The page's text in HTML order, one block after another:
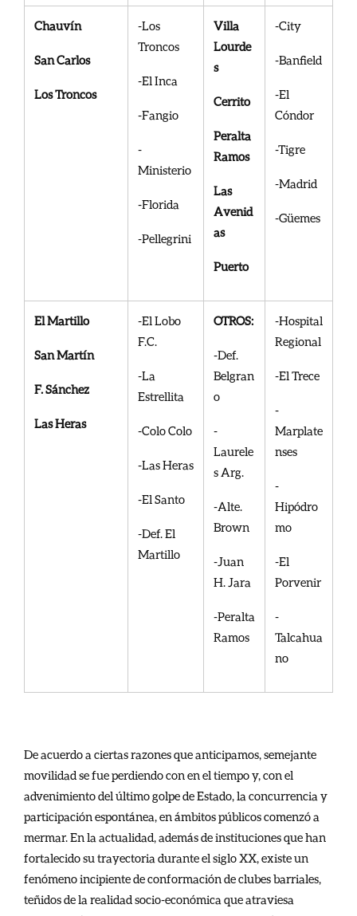
Chauvín
San Carlos
Los Troncos
-Los
Troncos
-El Inca
-Fangio
-
Ministerio
-Florida
-Pellegrini
Villa
Lourde
s
Cerrito
Peralta
Ramos
Las
Avenid
as
Puerto
-City
-Banfield
-El
Cóndor
-Tigre
-Madrid
-Güemes
El Martillo
San Martín
F. Sánchez
Las Heras
-El Lobo
F.C.
-La
Estrellita
-Colo Colo
-Las Heras
-El Santo
-Def. El
Martillo
OTROS:
-Def.
Belgran
o
-
Laurele
s Arg.
-Alte.
Brown
-Juan
H. Jara
-Peralta
Ramos
-Hospital
Regional
-El Trece
-
Marplate
nses
-
Hipódro
mo
-El
Porvenir
-
Talcahua
no
De acuerdo a ciertas razones que anticipamos, semejante
movilidad se fue perdiendo con en el tiempo y, con el
advenimiento del último golpe de Estado, la concurrencia y
participación espontánea, en ámbitos públicos comenzó a
mermar. En la actualidad, además de instituciones que han
fortalecido su trayectoria durante el siglo XX, existe un
fenómeno incipiente de conformación de clubes barriales,
teñidos de la realidad socio-económica que atraviesa